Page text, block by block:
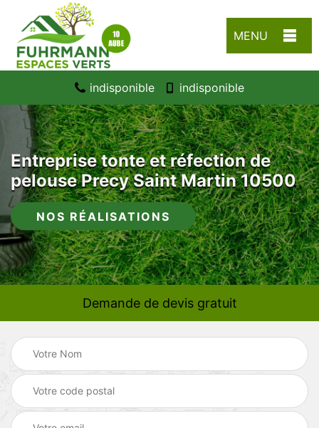
MENU
indisponible indisponible
Entreprise tonte et réfection de
pelouse Precy Saint Martin 10500
NOS RÉALISATIONS
Demande de devis gratuit